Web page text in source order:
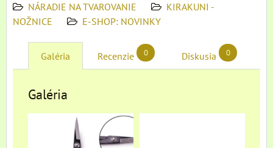
NÁRADIE NA TVAROVANIE
KIRAKUNI -
NOŽNICE
E-SHOP: NOVINKY
Galéria Recenzie 0 Diskusia 0
Galéria